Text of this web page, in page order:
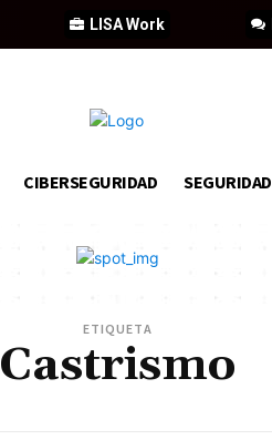
LISA Work
CIBERSEGURIDAD SEGURIDAD
ETIQUETA
Castrismo